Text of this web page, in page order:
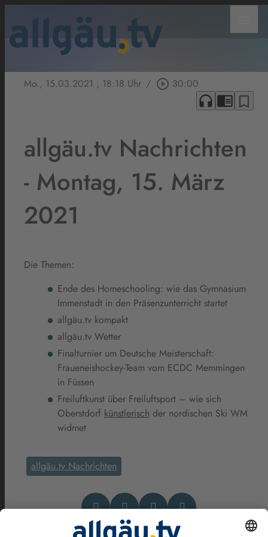
Mo., 15.03.2021 , 18:18 Uhr / play_circle_outline 30:00
headphones chrome_reader_mode bookmark_border
allgäu.tv Nachrichten
- Montag, 15. März
2021
Die Themen:
Ende des Homeschooling: wie das Gymnasium
Immenstadt in den Präsenzunterricht startet
allgäu.tv kompakt
allgäu.tv Wetter
Finalturnier um Deutsche Meisterschaft:
Fraueneishockey-Team vom ECDC Memmingen
in Füssen
Freiluftkunst über Freiluftsport – wie sich
Oberstdorf künstlerisch der nordischen Ski WM
widmet
allgäu.tv Nachrichten